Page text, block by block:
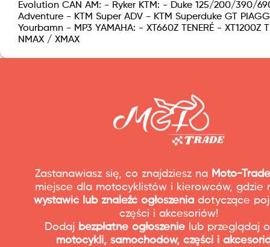
Evolution CAN AM: - Ryker KTM: - Duke 125/200/390/
Adventure - KTM Super ADV - KTM Superduke GT
Yourbamn - MP3 YAMAHA: - XT660Z TENERÉ - XT1200Z
NMAX / XMAX
Zastanawiasz się, co znajdziesz na Moto-
miejsce dla motocyklistów i kierowców, gdzie
wystawić lub znaleźć ogłoszenia dotyczące
części i akcesoriów!
Dodaj bezpłatne ogłoszenielub przeglądaj
motocykli, samochodów, części i